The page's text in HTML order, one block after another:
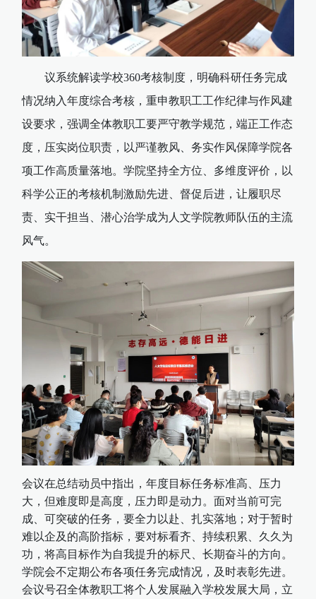
议系统解读学校360考核制度 ，明确科研任务完成
情况纳入年度综合考核，重申教职工工作纪律与作风建
设要求，强调全体教职工要严守教学规范，端正工作态
度，压实岗位职责，以严谨教风、务实作风保障学院各
项工作高质量落地。学院坚持全方位、多维度评价，以
科学公正的考核机制激励先进、督促后进，让履职尽
责、实干担当、潜心治学成为人文学院教师队伍的主流
风气。
会议在总结动员中指出，年度目标任务标准高、压力
大，但难度即是高度，压力即是动力。面对当前可完
成、可突破的任务，要全力以赴、扎实落地；对于暂时
难以企及的高阶指标，要对标看齐、持续积累、久久为
功，将高目标作为自我提升的标尺、长期奋斗的方向。
学院会不定期公布各项任务完成情况，及时表彰先进。
会议号召全体教职工将个人发展融入学校发展大局，立